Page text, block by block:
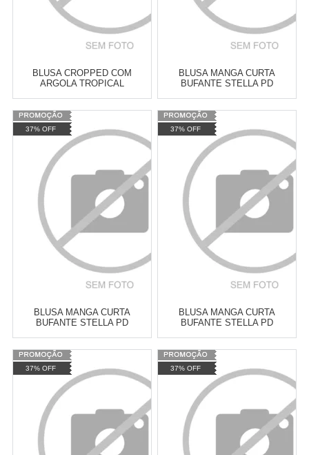
BLUSA CROPPED COM
ARGOLA TROPICAL
Varejo:
Atacado: R$ 2.550,90 (Apenas
Revendedor)
10 x
Cat:
COMPRAR
BLUSA MANGA CURTA
BUFANTE STELLA PD
Varejo:
Atacado: R$ 2.550,90 (Apenas
Revendedor)
10
Cat:MANGA CURTA
COMPRAR
37% OFF
BLUSA MANGA CURTA
BUFANTE STELLA PD
Varejo:
Atacado: R$ 2.550,90 (Apenas
Revendedor)
10 x
Cat:MANGA CURTA
COMPRAR
37% OFF
BLUSA MANGA CURTA
BUFANTE STELLA PD
Varejo:
Atacado: R$ 2.550,90 (Apenas
Revendedor)
10
Cat:MANGA CURTA
COMPRAR
37% OFF 37% OFF